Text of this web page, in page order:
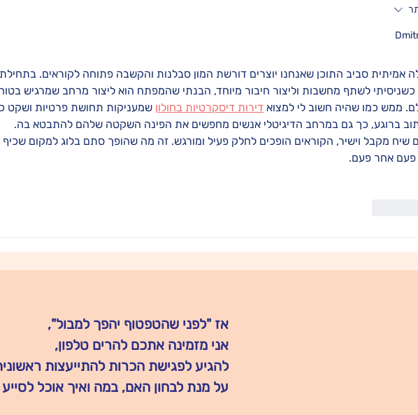
אמיתית סביב התוכן שאנחנו יוצרים דורשת המון סבלנות והקשבה פתוחה לקוראים.
לשתף מחשבות וליצור חיבור מיוחד, הבנתי שהמפתח הוא ליצור מרחב שמרגיש
ממש כמו שהיה חשוב לי למצוא דירות דיסקרטיות בחולון שמעניקות תחושת פרטיות ושקט
ברוגע, כך גם במרחב הדיגיטלי אנשים מחפשים את הפינה השקטה שלהם להתבטא בה.
שיח מקבל וישיר, הקוראים הופכים לחלק פעיל ומורגש. זה מה שהופך סתם בלוג למקום שכיף
פעם אחר פעם.
אז "לפני שהטפטוף יהפך למבול",
אני מזמינה אתכם להרים טלפון,
להגיע לפגישת הכרות להתייעצות
על מנת לבחון האם, במה ואיך אוכל